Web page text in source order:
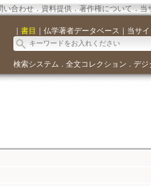
い合わせ．資料提供．著作権について．当
｜ 書目 ｜ 仏学著者データベース ｜ 当サ
検索システム ． 全文コレクション ． デジ